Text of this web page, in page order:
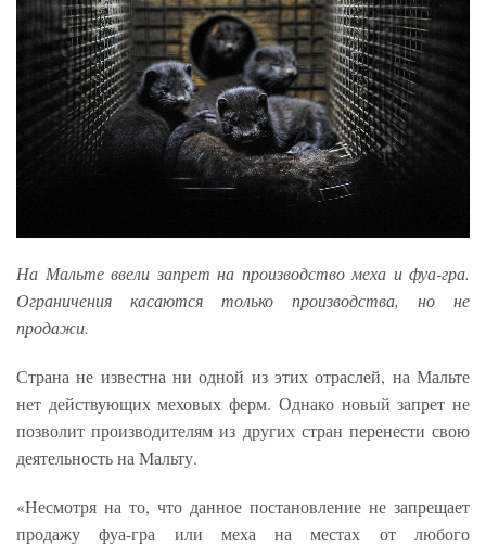
На Мальте ввели запрет на производство меха и фуа-гра.
Ограничения касаются только производства, но не
продажи.
Страна не известна ни одной из этих отраслей, на Мальте
нет действующих меховых ферм. Однако новый запрет не
позволит производителям из других стран перенести свою
деятельность на Мальту.
«Несмотря на то, что данное постановление не запрещает
продажу фуа-гра или меха на местах от любого